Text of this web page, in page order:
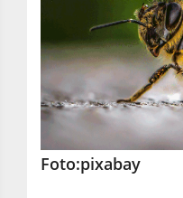
Foto:pixabay